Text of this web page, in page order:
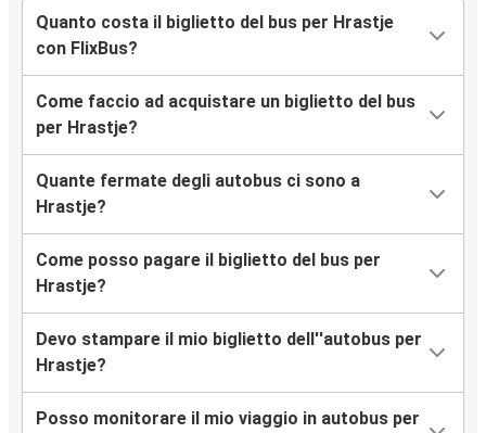
Quanto costa il biglietto del bus per Hrastje
con FlixBus?
Come faccio ad acquistare un biglietto del bus
per Hrastje?
Quante fermate degli autobus ci sono a
Hrastje?
Come posso pagare il biglietto del bus per
Hrastje?
Devo stampare il mio biglietto dell''autobus per
Hrastje?
Posso monitorare il mio viaggio in autobus per